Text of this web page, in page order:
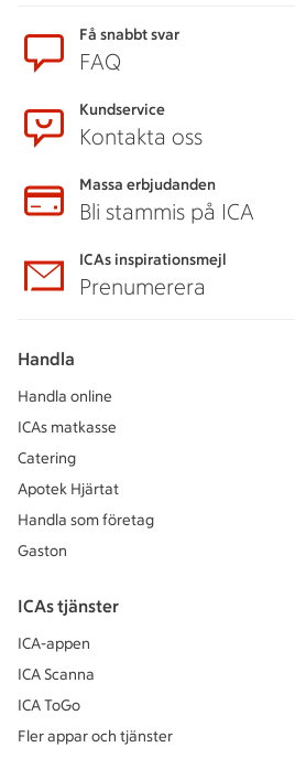
Få snabbt svar
FAQ
Kundservice
Kontakta oss
Massa erbjudanden
Bli stammis på ICA
ICAs inspirationsmejl
Prenumerera
Handla
Handla online
ICAs matkasse
Catering
Apotek Hjärtat
Handla som företag
Gaston
ICAs tjänster
ICA-appen
ICA Scanna
ICA ToGo
Fler appar och tjänster